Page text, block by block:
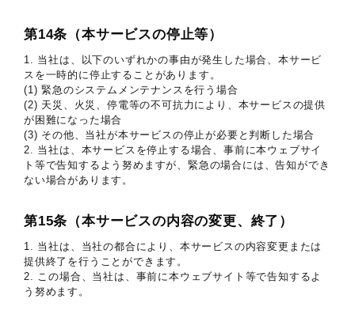
第14条（本サービスの停止等）
1. 当社は、以下のいずれかの事由が発生した場合、本サービ
スを一時的に停止することがあります。
(1) 緊急のシステムメンテナンスを行う場合
(2) 天災、火災、停電等の不可抗力により、本サービスの提供
が困難になった場合
(3) その他、当社が本サービスの停止が必要と判断した場合
2. 当社は、本サービスを停止する場合、事前に本ウェブサイ
ト等で告知するよう努めますが、緊急の場合には、告知ができ
ない場合があります。
第15条（本サービスの内容の変更、終了）
1. 当社は、当社の都合により、本サービスの内容変更または
提供終了を行うことができます。
2. この場合、当社は、事前に本ウェブサイト等で告知するよ
う努めます。